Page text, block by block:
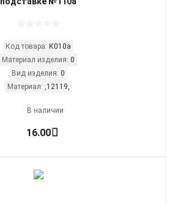
Код товара: К010а
Материал изделия: 0
Вид изделия: 0
Материал: ,12119,
В наличии
16.00